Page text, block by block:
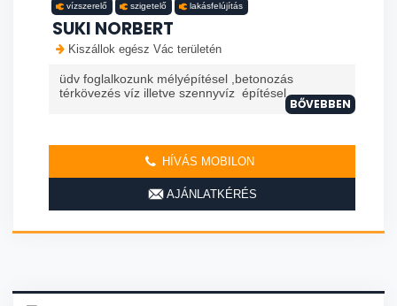
vízszerelő szigetelő lakásfelújítás
SUKI NORBERT
Kiszállok egész Vác területén
üdv foglalkozunk mélyépítésel ,betonozás
térkövezés víz illetve szennyvíz építésel
BŐVEBBEN
HÍVÁS MOBILON
AJÁNLATKÉRÉS